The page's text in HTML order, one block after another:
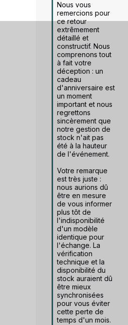
Nous vous
remercions pour
ce retour
extrêmement
détaillé et
constructif. Nous
comprenons tout
à fait votre
déception : un
cadeau
d'anniversaire est
un moment
important et nous
regrettons
sincèrement que
notre gestion de
stock n'ait pas
été à la hauteur
de l'événement.
Votre remarque
est très juste :
nous aurions dû
être en mesure
de vous informer
plus tôt de
l'indisponibilité
d'un modèle
identique pour
l'échange. La
vérification
technique et la
disponibilité du
stock auraient dû
être mieux
synchronisées
pour vous éviter
cette perte de
temps d'un mois.